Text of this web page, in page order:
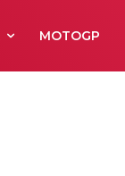
MOTOGP